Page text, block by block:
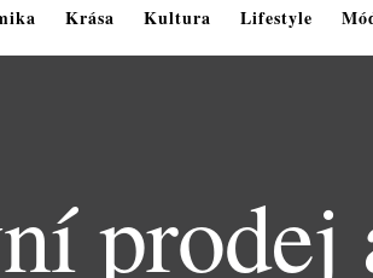
Krása Kultura Lifestyle
prodej